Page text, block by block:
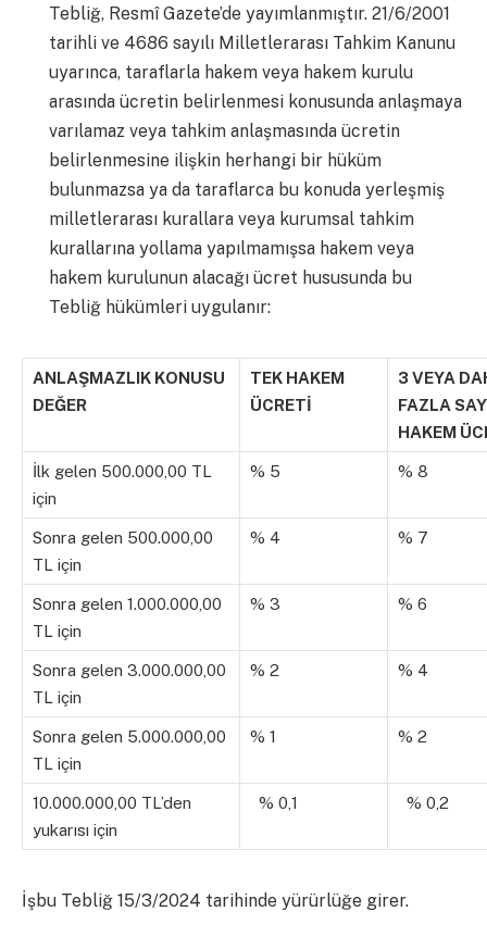
Tebliğ, Resmî Gazete’de yayımlanmıştır. 21/6/2001
tarihli ve 4686 sayılı Milletlerarası Tahkim Kanunu
uyarınca, taraflarla hakem veya hakem kurulu
arasında ücretin belirlenmesi konusunda anlaşmaya
varılamaz veya tahkim anlaşmasında ücretin
belirlenmesine ilişkin herhangi bir hüküm
bulunmazsa ya da taraflarca bu konuda yerleşmiş
milletlerarası kurallara veya kurumsal tahkim
kurallarına yollama yapılmamışsa hakem veya
hakem kurulunun alacağı ücret hususunda bu
Tebliğ hükümleri uygulanır:
ANLAŞMAZLIK KONUSU
DEĞER
TEK HAKEM
ÜCRETİ
3 VEYA
FAZLA
HAKEM
İlk gelen 500.000,00 TL
için
% 5 % 8
Sonra gelen 500.000,00
TL için
% 4 % 7
Sonra gelen 1.000.000,00
TL için
% 3 % 6
Sonra gelen 3.000.000,00
TL için
% 2 % 4
Sonra gelen 5.000.000,00
TL için
% 1 % 2
10.000.000,00 TL’den
yukarısı için
% 0,1 % 0,2
İşbu Tebliğ 15/3/2024 tarihinde yürürlüğe girer.